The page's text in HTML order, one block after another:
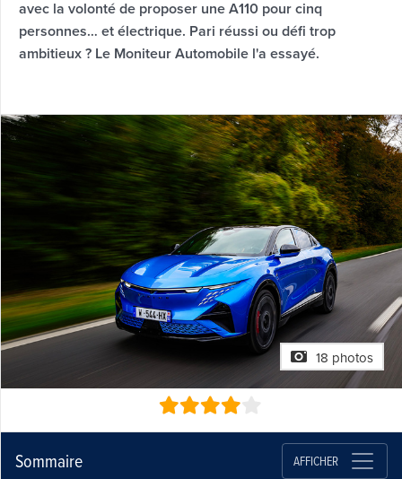
avec la volonté de proposer une A110 pour cinq
personnes… et électrique. Pari réussi ou défi trop
ambitieux ? Le Moniteur Automobile l'a essayé.
18 photos
Sommaire AFFICHER